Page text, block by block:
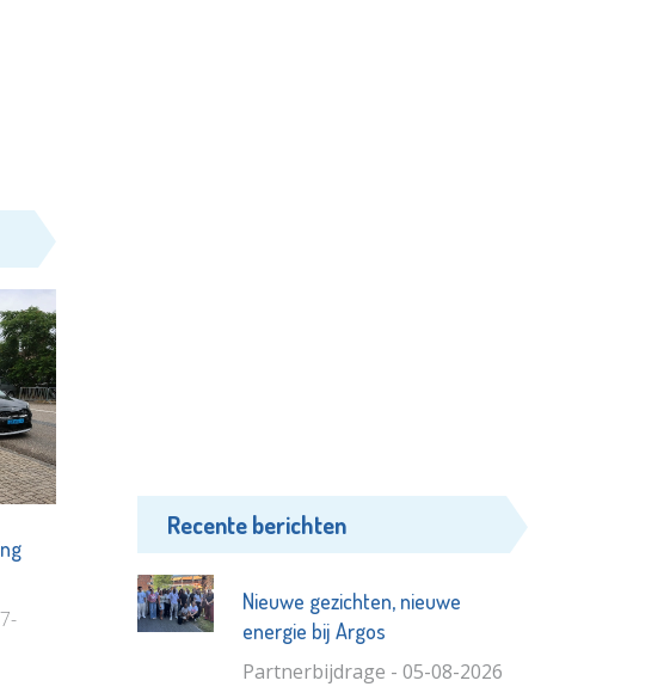
Recente berichten
Nieuwe gezichten, nieuwe
energie bij Argos
Partnerbijdrage - 05-08-2026